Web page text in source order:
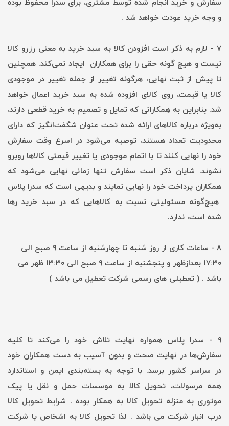
سفارش و خرید انجام شده توسط مشتری، برای سدرا محفوظ بوده
و وجه خرید عودت خواهد شد .
۷ - لازم به ذکر است افزودن کالا به سبد خرید به معنی رزرو کالا
نیست و هیچ گونه حقی را برای همکاران ایجاد نمی‌کند. همچنین
تا پیش از ثبت نهایی، هرگونه تغییر از جمله تغییر در موجودی
کالا یا قیمت، روی کالای افزوده شده به سبد خرید اعمال خواهد
شد. بنابراین به همکارانی که تمایل و تصمیم به خرید قطعی دارند،
به‌ویژه درباره کالاهای ارائه شده تحت عنوان شگفت‌انگیز که دارای
محدودیت تعداد هستند، توصیه می‌شود در اسرع وقت سفارش
خود را نهایی کنند تا با اتمام موجودی یا تغییر قیمتی کالاها روبرو
نشوند. شایان ذکر است سفارش تنها زمانی نهایی می‌شود که
همکاران پرداخت خود را نهایی نمایند و بدیهی است که سدرا پلاس
هیچ‌گونه مسئولیتی نسبت به کالاهایی که در سبد خرید رها
شده است، ندارد.
8 - ساعات کاری از روز شنبه تا چهارشنبه از ساعت ۹ صبح الی
۱۷:۳۰ بعدازظهر و پنجشنبه از ساعت ۹ صبح الی ۱۳:۳۰ ظهر می
باشد . ( تعطیلی های رسمی شرکت تعطیل می باشد )
۹ - سدرا پلاس همواره نهایت تلاش خود را می‏‌کند تا کلیه
سفارش‏‌ها در نهایت صحت و بدون آسیب به دست همکاران خود
در سراسر کشور برسد. با توجه به بسته‌بندی ایمن و استاندارد
همه مرسولات، تحویل کالا به موسسات حمل و نقل یا پیک
موتوری به منزله تحویل کالا به همکار بوده . شرایط تحویل کالا
درب انبار شرکت می باشد . لذا تحویل کالا به اشخاص یا شرکت